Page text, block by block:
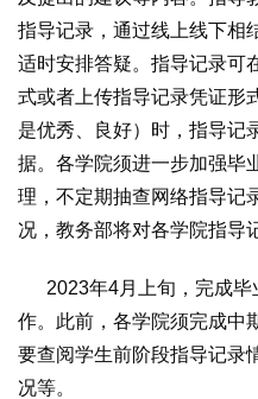
指导记录，通过线上线下相
适时安排答疑。指导记录可
式或者上传指导记录凭证形
是优秀、良好）时，指导记
据。各学院须进一步加强毕
理，不定期抽查网络指导记
况，教务部将对各学院指导
2023年4月上旬，完成
作。此前，各学院须完成中
要查阅学生前阶段指导记录
况等。